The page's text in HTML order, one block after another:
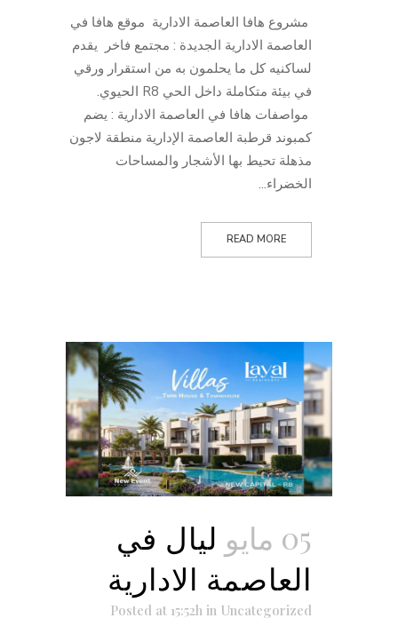
مشروع هافا العاصمة الادارية موقع هافا في
العاصمة الادارية الجديدة : مجتمع فاخر يقدم
لساكنيه كل ما يحلمون به من استقرار ورقي
في بيئة متكاملة داخل الحي R8 الحيوي.
مواصفات هافا في العاصمة الادارية : يضم
كمبوند قرطبة العاصمة الإدارية منطقة لاجون
مذهلة تحيط بها الأشجار والمساحات
الخضراء...
READ MORE
05 مايو
ليال في
العاصمة الادارية
Posted at 15:52h in Uncategorized